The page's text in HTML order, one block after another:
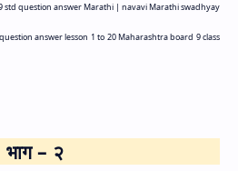
std question answer Marathi | navaviMarathi swadhyay
answer lesson 1to 20Maharashtra board 9class
भाग – २